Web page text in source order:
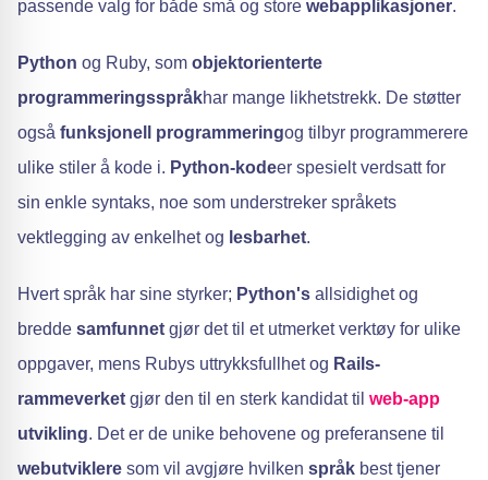
passende valg for både små og store webapplikasjoner.
Python og Ruby, som objektorienterte
programmeringsspråkhar mange likhetstrekk. De støtter
også funksjonell programmeringog tilbyr programmerere
ulike stiler å kode i. Python-kodeer spesielt verdsatt for
sin enkle syntaks, noe som understreker språkets
vektlegging av enkelhet og lesbarhet.
Hvert språk har sine styrker; Python's allsidighet og
bredde samfunnet gjør det til et utmerket verktøy for ulike
oppgaver, mens Rubys uttrykksfullhet og Rails-
rammeverket gjør den til en sterk kandidat til web-app
utvikling. Det er de unike behovene og preferansene til
webutviklere som vil avgjøre hvilken språk best tjener